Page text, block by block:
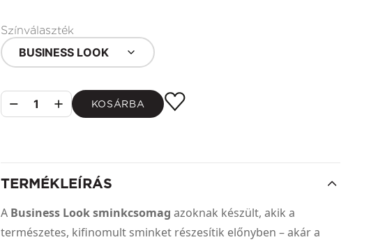
Színválaszték
BUSINESS LOOK
1 KOSÁRBA
TERMÉKLEÍRÁS
A Business Look sminkcsomag azoknak készült, akik a
természetes, kifinomult sminket részesítik előnyben – akár a